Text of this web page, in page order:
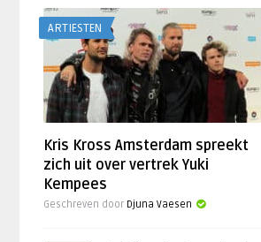
ARTIESTEN
Kris Kross Amsterdam spreekt
zich uit over vertrek Yuki
Kempees
Geschreven door Djuna Vaesen